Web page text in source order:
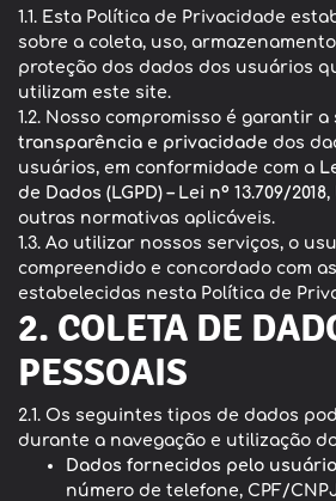
1.1. Esta Política de Privacidade
sobre a coleta, uso,
proteção dos dados dos usuários
utilizam este site.
1.2. Nosso compromisso é garantir a
transparência e privacidade dos
usuários, em conformidade com a
de Dados (LGPD) – Lei nº 13.709/2018,
outras normativas aplicáveis.
1.3. Ao utilizar nossos serviços, o
compreendido e concordado com
estabelecidas nesta Política de
2. COLETA DE
PESSOAIS
2.1. Os seguintes tipos de dados
durante a navegação e utilização
Dados fornecidos pelo usuário
número de telefone, CPF/